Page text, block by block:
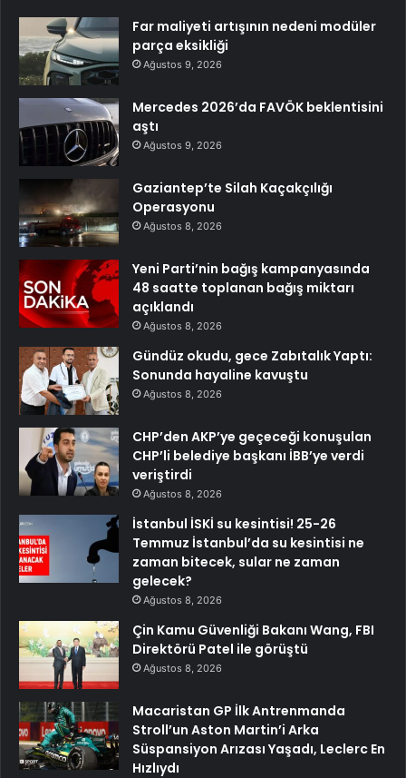
Far maliyeti artışının nedeni modüler
parça eksikliği
Ağustos 9, 2026
Mercedes 2026’da FAVÖK beklentisini
aştı
Ağustos 9, 2026
Gaziantep’te Silah Kaçakçılığı
Operasyonu
Ağustos 8, 2026
Yeni Parti’nin bağış kampanyasında
48 saatte toplanan bağış miktarı
açıklandı
Ağustos 8, 2026
Gündüz okudu, gece Zabıtalık Yaptı:
Sonunda hayaline kavuştu
Ağustos 8, 2026
CHP’den AKP’ye geçeceği konuşulan
CHP’li belediye başkanı İBB’ye verdi
veriştirdi
Ağustos 8, 2026
İstanbul İSKİ su kesintisi! 25-26
Temmuz İstanbul’da su kesintisi ne
zaman bitecek, sular ne zaman
gelecek?
Ağustos 8, 2026
Çin Kamu Güvenliği Bakanı Wang, FBI
Direktörü Patel ile görüştü
Ağustos 8, 2026
Macaristan GP İlk Antrenmanda
Stroll’un Aston Martin’i Arka
Süspansiyon Arızası Yaşadı, Leclerc En
Hızlıydı